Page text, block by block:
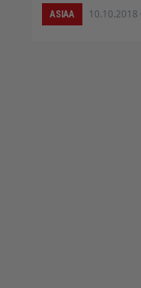
ASIAA 10.10.2018